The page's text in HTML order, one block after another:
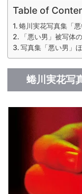
Table of
蜷川実花写真集「
「悪い男」被写体
写真集「悪い男」
蜷川実花写